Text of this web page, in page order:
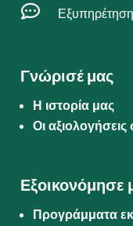

Γνώρισέ μας
Η ιστορία μας
Οι
Εξοικονόμησε
Προγράμματα